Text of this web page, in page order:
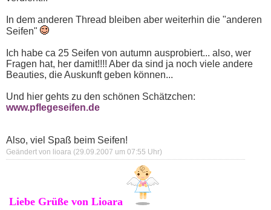
In dem anderen Thread bleiben aber weiterhin die "anderen
Seifen"
Ich habe ca 25 Seifen von autumn ausprobiert... also, wer
Fragen hat, her damit!!!! Aber da sind ja noch viele andere
Beauties, die Auskunft geben können...
Und hier gehts zu den schönen Schätzchen:
www.pflegeseifen.de
Also, viel Spaß beim Seifen!
Geändert von lioara (29.09.2007 um 07:55 Uhr)
Liebe Grüße von Lioara